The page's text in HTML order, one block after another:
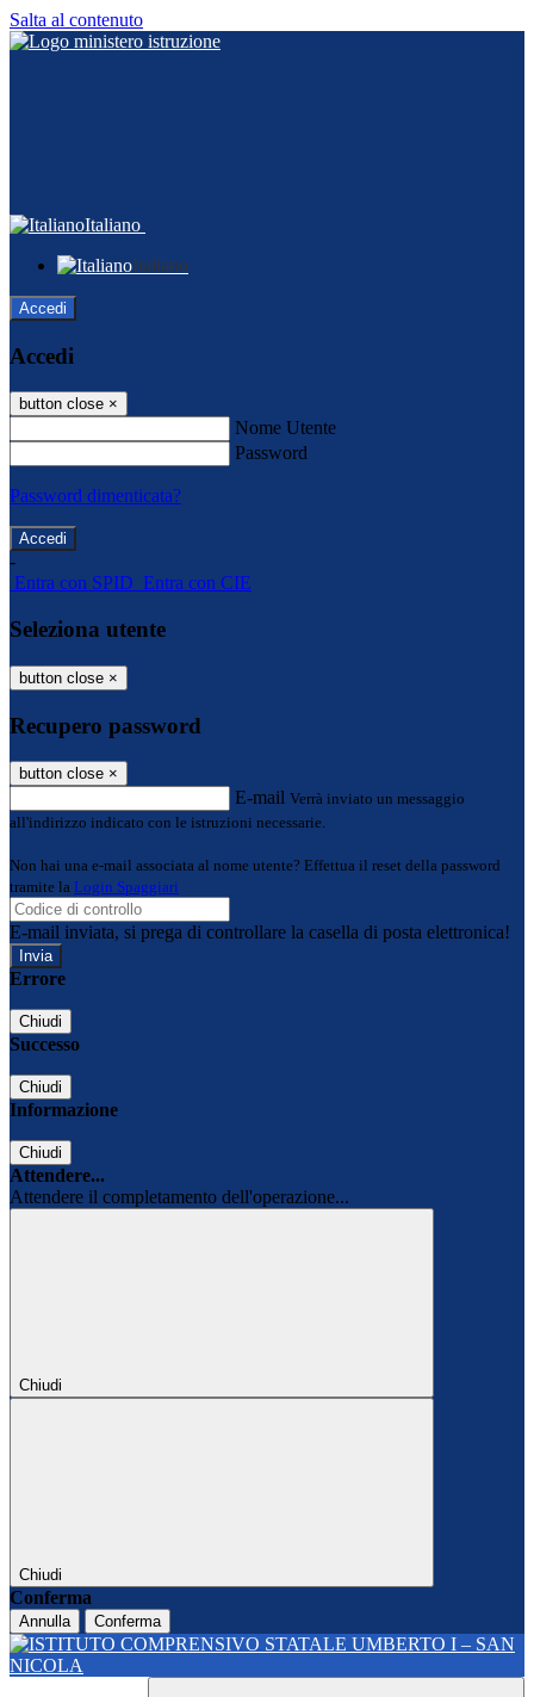
Salta al contenuto
Italiano
Italiano
Accedi
Accedi
button close ×
Nome Utente
Password
Password dimenticata?
-
Entra con SPID Entra con CIE
Seleziona utente
button close ×
Recupero password
button close ×
E-mail Verrà inviato un messaggio
all'indirizzo indicato con le istruzioni necessarie.
Non hai una e-mail associata al nome utente? Effettua il reset della password
tramite la Login Spaggiari
E-mail inviata, si prega di controllare la casella di posta elettronica!
Errore
Chiudi
Successo
Chiudi
Informazione
Chiudi
Attendere...
Attendere il completamento dell'operazione...
Chiudi
Chiudi
Conferma
Annulla Conferma